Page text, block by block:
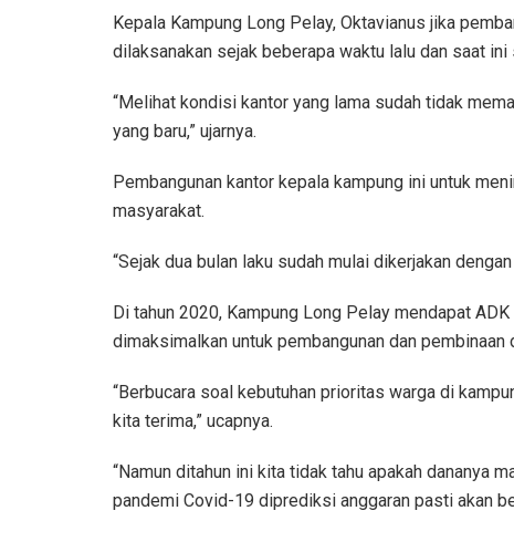
Kepala Kampung Long Pelay, Oktavianus jika
dilaksanakan sejak beberapa waktu lalu dan saat
“Melihat kondisi kantor yang lama sudah tidak
yang baru,” ujarnya.
Pembangunan kantor kepala kampung ini untuk
masyarakat.
“Sejak dua bulan laku sudah mulai dikerjakan
Di tahun 2020, Kampung Long Pelay mendapat
dimaksimalkan untuk pembangunan dan pembinaan
“Berbucara soal kebutuhan prioritas warga di
kita terima,” ucapnya.
“Namun ditahun ini kita tidak tahu apakah dananya
pandemi Covid-19 diprediksi anggaran pasti akan